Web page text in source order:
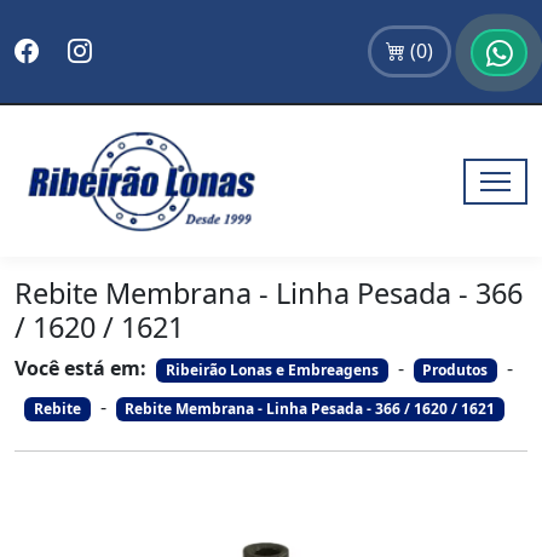
(0)
Rebite Membrana - Linha Pesada - 366
/ 1620 / 1621
Você está em: Ribeirão Lonas e Embreagens - Produtos -
Rebite - Rebite Membrana - Linha Pesada - 366 / 1620 / 1621